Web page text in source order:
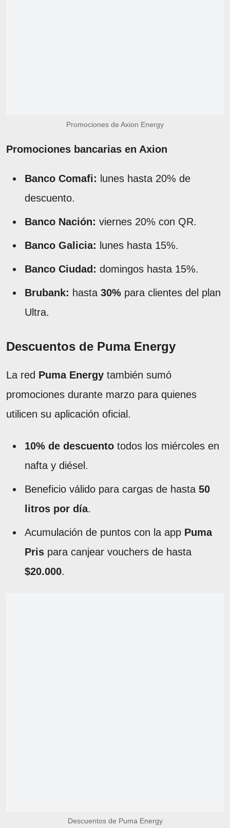
Promociones de Axion Energy
Promociones bancarias en Axion
Banco Comafi: lunes hasta 20% de
descuento.
Banco Nación: viernes 20% con QR.
Banco Galicia: lunes hasta 15%.
Banco Ciudad: domingos hasta 15%.
Brubank: hasta 30% para clientes del plan
Ultra.
Descuentos de Puma Energy
La red Puma Energy también sumó
promociones durante marzo para quienes
utilicen su aplicación oficial.
10% de descuento todos los miércoles en
nafta y diésel.
Beneficio válido para cargas de hasta 50
litros por día.
Acumulación de puntos con la app Puma
Pris para canjear vouchers de hasta
$20.000.
Descuentos de Puma Energy